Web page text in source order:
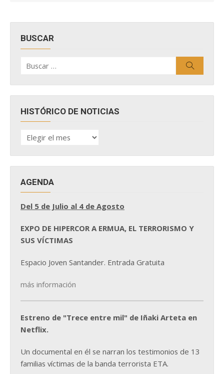
BUSCAR
por:
HISTÓRICO DE NOTICIAS
HISTÓRICO
DE
AGENDA
Del 5 de Julio al 4 de Agosto
EXPO DE HIPERCOR A ERMUA, EL TERRORISMO Y
SUS VÍCTIMAS
Espacio Joven Santander. Entrada Gratuita
más información
Estreno de "Trece entre mil" de Iñaki Arteta en
Netflix.
Un documental en él se narran los testimonios de 13
familias víctimas de la banda terrorista ETA.